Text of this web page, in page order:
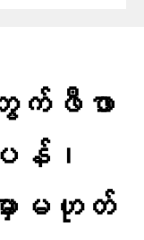
က်ဖီဖာ
န်၊
ာမဟုတ်